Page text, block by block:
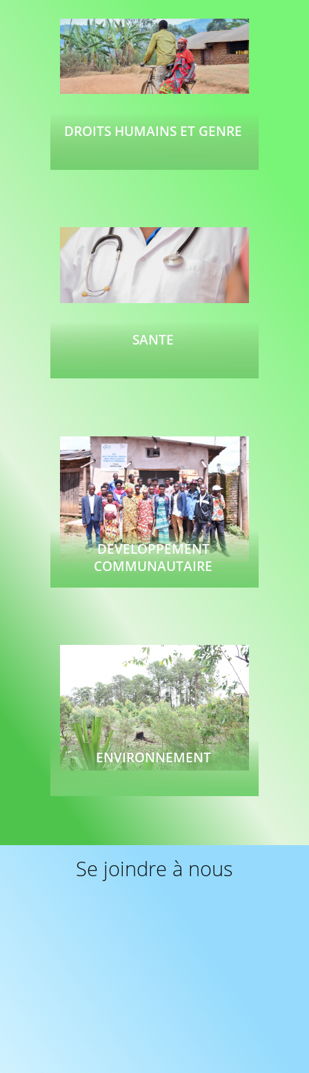
DROITS HUMAINS ET GENRE
SANTE
DEVELOPPEMENT
COMMUNAUTAIRE
ENVIRONNEMENT
Se joindre à nous